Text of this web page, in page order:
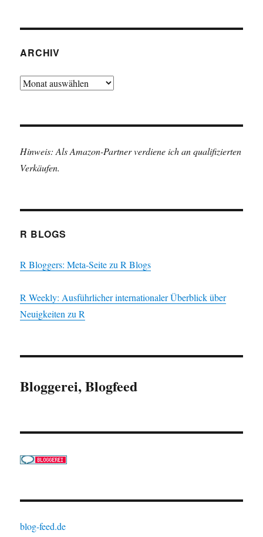
ARCHIV
Archiv
Hinweis: Als Amazon-Partner verdiene ich an qualifizierten
Verkäufen.
R BLOGS
R Bloggers: Meta-Seite zu R Blogs
R Weekly: Ausführlicher internationaler Überblick über
Neuigkeiten zu R
Bloggerei, Blogfeed
blog-feed.de